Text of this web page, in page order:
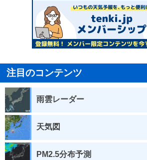
注目のコンテンツ
雨雲レーダー
天気図
PM2.5分布予測